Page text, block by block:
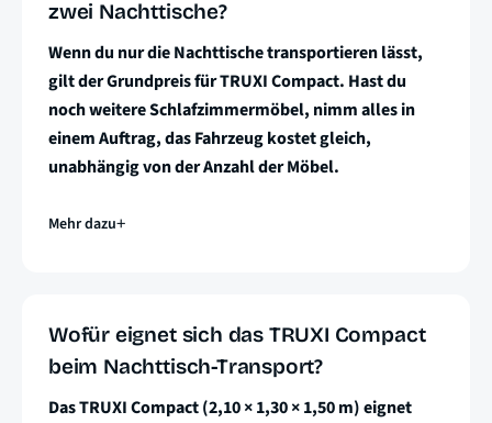
zwei Nachttische?
Wenn du nur die Nachttische transportieren lässt,
gilt der Grundpreis für TRUXI Compact. Hast du
noch weitere Schlafzimmermöbel, nimm alles in
einem Auftrag, das Fahrzeug kostet gleich,
unabhängig von der Anzahl der Möbel.
Mehr dazu
Wofür eignet sich das TRUXI Compact
beim Nachttisch-Transport?
Das TRUXI Compact (2,10 × 1,30 × 1,50 m) eignet